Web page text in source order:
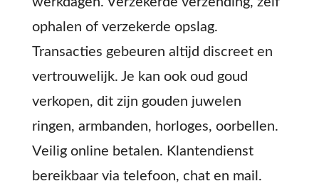
ophalen of verzekerde opslag.
Transacties gebeuren altijd discreet en
vertrouwelijk. Je kan ook oud goud
verkopen, dit zijn gouden juwelen
ringen, armbanden, horloges, oorbellen.
Veilig online betalen. Klantendienst
bereikbaar via telefoon, chat en mail.